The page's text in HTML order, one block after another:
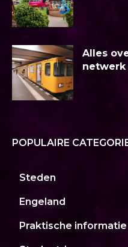
Alles
netwerk
POPULAIRE
Steden
Engeland
Praktische informatie